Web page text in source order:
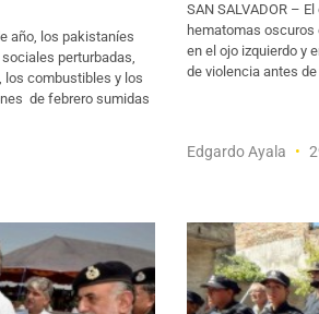
año, los pakistaníes
perturbadas,
los combustibles y los
de febrero sumidas
SAN SALVADOR –
hematomas oscuros
en el ojo izquierdo y
de violencia antes
Edgardo Ayala